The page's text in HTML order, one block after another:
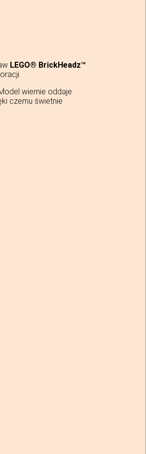
LEGO® BrickHeadz™
wiernie oddaje
czemu świetnie